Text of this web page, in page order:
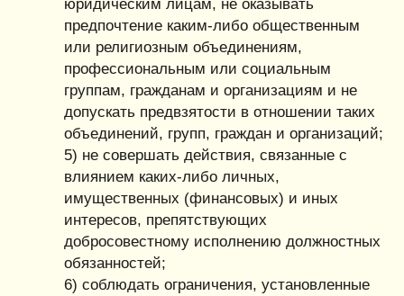
юридическим лицам, не оказывать
предпочтение каким-либо общественным
или религиозным объединениям,
профессиональным или социальным
группам, гражданам и организациям и не
допускать предвзятости в отношении таких
объединений, групп, граждан и организаций;
5) не совершать действия, связанные с
влиянием каких-либо личных,
имущественных (финансовых) и иных
интересов, препятствующих
добросовестному исполнению должностных
обязанностей;
6) соблюдать ограничения, установленные